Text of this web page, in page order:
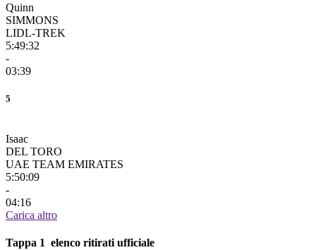
Quinn
SIMMONS
LIDL-TREK
5:49:32
-
03:39
5
Isaac
DEL TORO
UAE TEAM EMIRATES
5:50:09
-
04:16
Carica altro
Tappa 1 elenco ritirati ufficiale